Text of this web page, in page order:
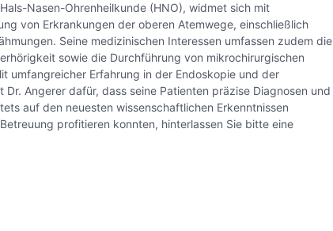
Nasen-Ohrenheilkunde (HNO), widmet sich mit
von Erkrankungen der oberen Atemwege, einschließlich
Seine medizinischen Interessen umfassen zudem die
sowie die Durchführung von mikrochirurgischen
umfangreicher Erfahrung in der Endoskopie und der
Angerer dafür, dass seine Patienten präzise Diagnosen und
auf den neuesten wissenschaftlichen Erkenntnissen
profitieren konnten, hinterlassen Sie bitte eine